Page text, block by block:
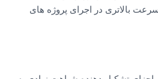
بالاتری در اجرای پروژه های